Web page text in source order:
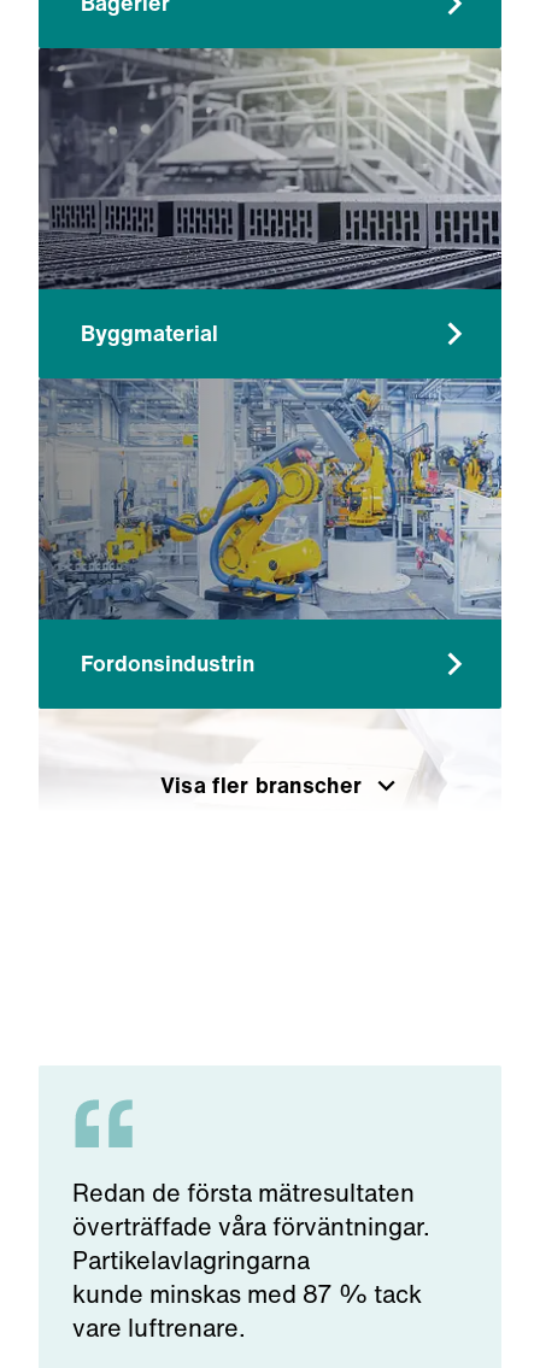
Byggmaterial
Fordonsindustrin
Visa fler branscher
Redan de första mätresultaten
överträffade våra förväntningar.
Partikelavlagringarna
kunde minskas med 87 % tack
vare luftrenare.